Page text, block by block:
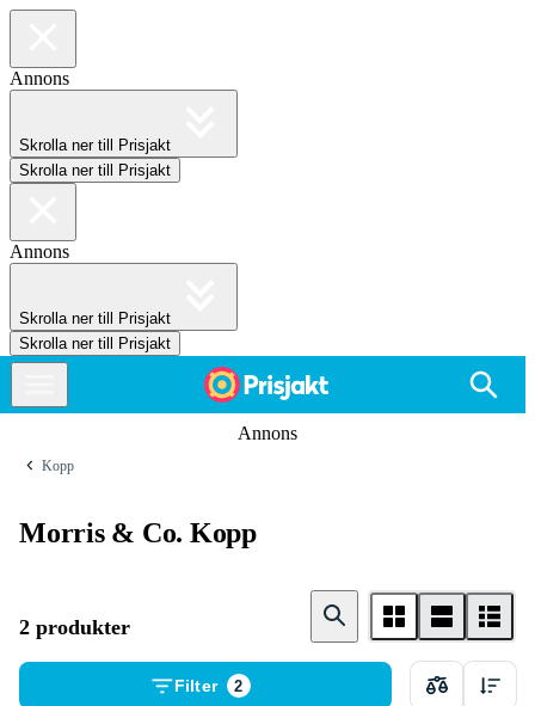
Annons
Skrolla ner till Prisjakt
Skrolla ner till Prisjakt
Annons
Skrolla ner till Prisjakt
Skrolla ner till Prisjakt
Annons
Kopp
Morris & Co. Kopp
2 produkter
Filter 2